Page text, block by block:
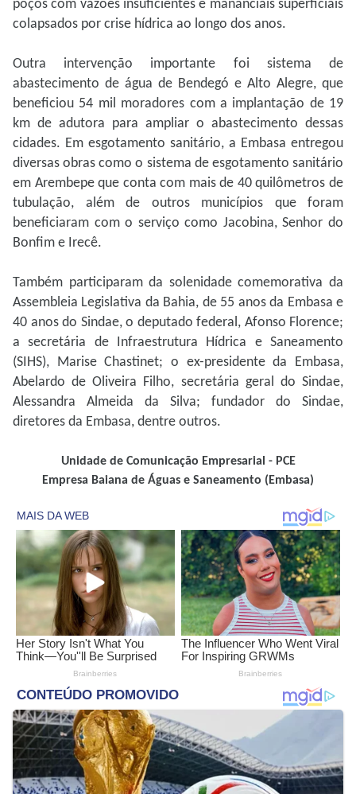
poços com vazões insuficientes e mananciais superficiais
colapsados por crise hídrica ao longo dos anos.
Outra intervenção importante foi sistema de
abastecimento de água de Bendegó e Alto Alegre, que
beneficiou 54 mil moradores com a implantação de 19
km de adutora para ampliar o abastecimento dessas
cidades. Em esgotamento sanitário, a Embasa entregou
diversas obras como o sistema de esgotamento sanitário
em Arembepe que conta com mais de 40 quilômetros de
tubulação, além de outros municípios que foram
beneficiaram com o serviço como Jacobina, Senhor do
Bonfim e Irecê.
Também participaram da solenidade comemorativa da
Assembleia Legislativa da Bahia, de 55 anos da Embasa e
40 anos do Sindae, o deputado federal, Afonso Florence;
a secretária de Infraestrutura Hídrica e Saneamento
(SIHS), Marise Chastinet; o ex-presidente da Embasa,
Abelardo de Oliveira Filho, secretária geral do Sindae,
Alessandra Almeida da Silva; fundador do Sindae,
diretores da Embasa, dentre outros.
Unidade de Comunicação Empresarial - PCE
Empresa Baiana de Águas e Saneamento (Embasa)